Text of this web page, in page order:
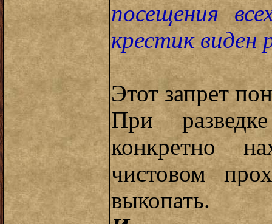
посещения
крестик виден
Этот запрет
При
конкретно
чистовом
выкопать.